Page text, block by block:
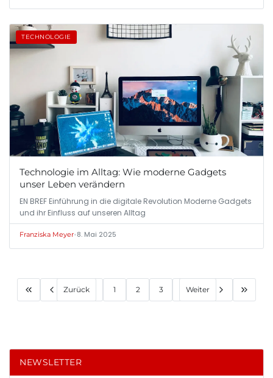
TECHNOLOGIE
Technologie im Alltag: Wie moderne Gadgets
unser Leben verändern
EN BREF Einführung in die digitale Revolution Moderne Gadgets
und ihr Einfluss auf unseren Alltag
Franziska Meyer•8. Mai 2025
Zurück 1 2 3 Weiter
NEWSLETTER